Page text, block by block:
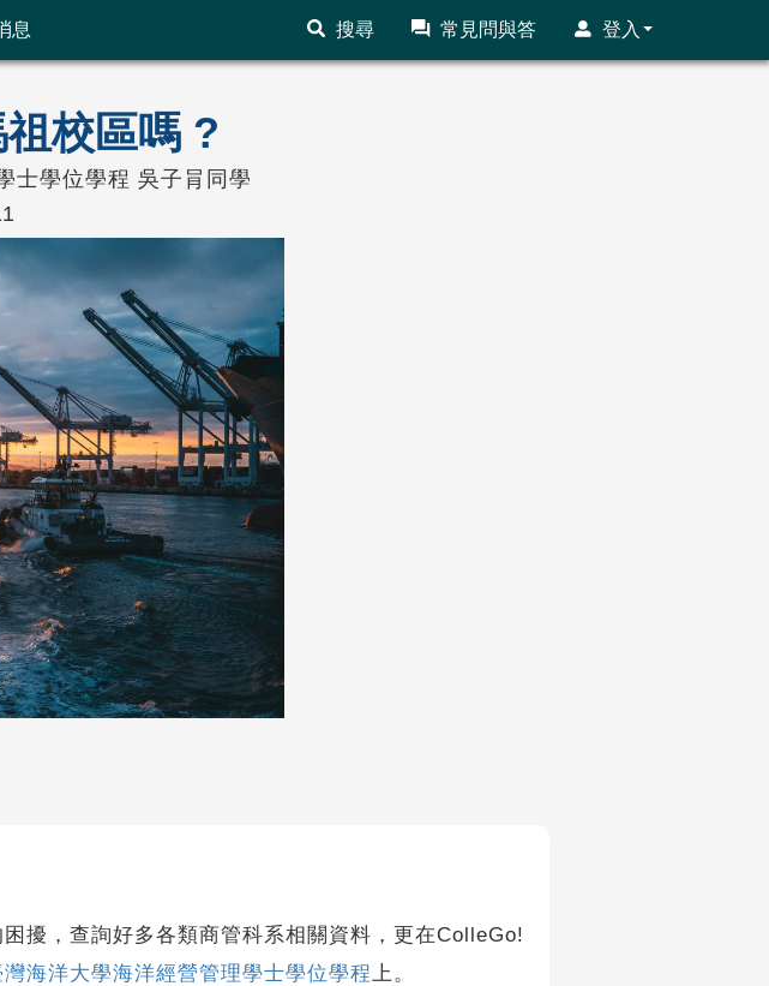
息 搜尋 常見問與答 登入
校區嗎 ?
士學位學程 吳子肙同學
，查詢好多各類商管科系相關資料，更在ColleGo!
灣海洋大學海洋經營管理學士學位學程上。